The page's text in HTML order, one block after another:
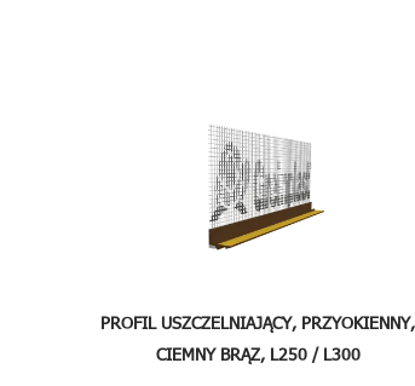
PROFIL USZCZELNIAJĄCY, PRZYOKIENNY,
CIEMNY BRĄZ, L250 / L300